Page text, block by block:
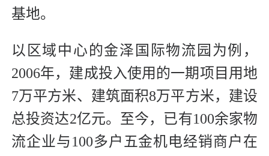
基地。
以区域中心的金泽国际物流园为例，
2006年，建成投入使用的一期项目用地
7万平方米、建筑面积8万平方米，建设
总投资达2亿元。至今，已有100余家物
流企业与100多户五金机电经销商户在